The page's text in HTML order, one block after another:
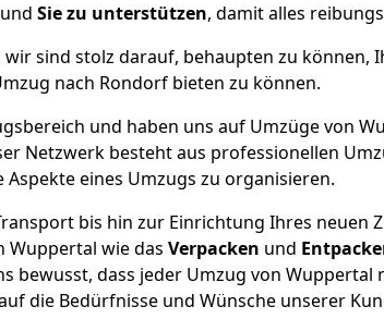
Sie zu unterstützen, damit alles
wir sind stolz darauf, behaupten zu
nach Rondorf bieten zu können.
und haben uns auf Umzüge von
Netzwerk besteht aus professionellen
Aspekte eines Umzugs zu organisieren.
bis hin zur Einrichtung Ihres neuen
Wuppertal wie das Verpacken und
bewusst, dass jeder Umzug von
die Bedürfnisse und Wünsche unserer